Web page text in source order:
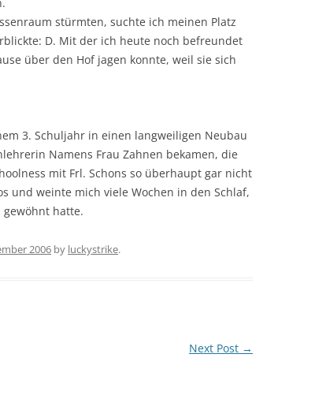
stürmten, suchte ich meinen Platz
D. Mit der ich heute noch befreundet
über den Hof jagen konnte, weil sie sich
3. Schuljahr in einen langweiligen Neubau
Namens Frau Zahnen bekamen, die
mit Frl. Schons so überhaupt gar nicht
und weinte mich viele Wochen in den Schlaf,
hatte.
2006 by luckystrike.
Next Post →